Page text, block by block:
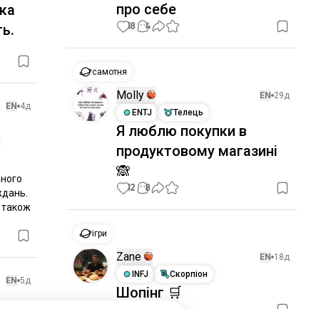
EN 4д
також
EN 5д
про себе
18 4
самотня
Molly EN 29д
ENTJ
Телець
Я люблю покупки в
продуктовому магазині
🙈
12 8
ігри
Zane EN 18д
INFJ
Скорпіон
Шопінг 🛒